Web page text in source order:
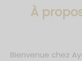
À
Bienvenue chez